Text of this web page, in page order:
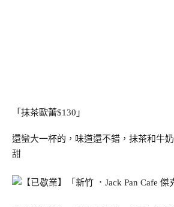
「抹茶歐蕾$130」
還蠻大一杯的，味道還不錯，抹茶和牛
甜